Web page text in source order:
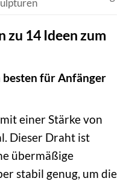
zu 14 Ideen zum
für Anfänger
einer Stärke von
Dieser Draht ist
übermäßige
stabil genug, um die